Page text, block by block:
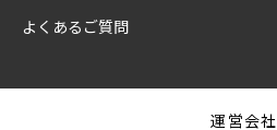
よくあるご質問
運営会社